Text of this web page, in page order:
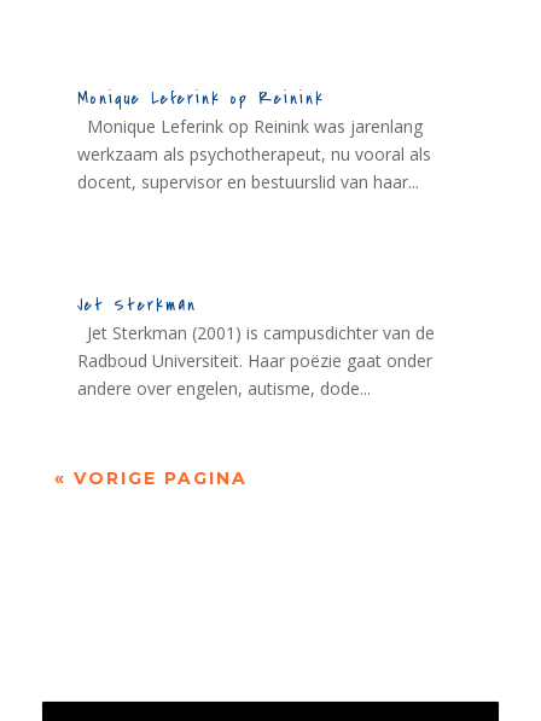
Monique Leferink op Reinink
Monique Leferink op Reinink was jarenlang
werkzaam als psychotherapeut, nu vooral als
docent, supervisor en bestuurslid van haar...
Jet Sterkman
Jet Sterkman (2001) is campusdichter van de
Radboud Universiteit. Haar poëzie gaat onder
andere over engelen, autisme, dode...
« VORIGE PAGINA